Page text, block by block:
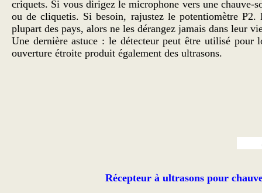
criquets. Si vous dirigez le microphone vers une chauve-
ou de cliquetis. Si besoin, rajustez le potentiomètre P2.
plupart des pays, alors ne les dérangez jamais dans leur
Une dernière astuce : le détecteur peut être utilisé pour
ouverture étroite produit également des ultrasons.
Récepteur à ultrasons pour